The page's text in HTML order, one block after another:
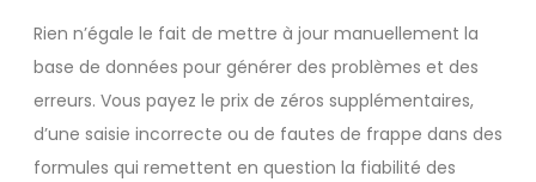
Rien n’égale le fait de mettre à jour manuellement la
base de données pour générer des problèmes et des
erreurs. Vous payez le prix de zéros supplémentaires,
d’une saisie incorrecte ou de fautes de frappe dans des
formules qui remettent en question la fiabilité des